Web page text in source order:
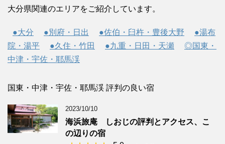
大分県関連のエリアをご紹介しています。
●大分 ●別府・日出 ●佐伯・臼杵・豊後大野
●湯布
院・湯平
●久住・竹田 ●九重・日田・天瀬
◎国東・
中津・宇佐・耶馬渓
国東・中津・宇佐・耶馬渓 評判の良い宿
2023/10/10
海浜旅庵 しおじの評判とアクセス、こ
の辺りの宿